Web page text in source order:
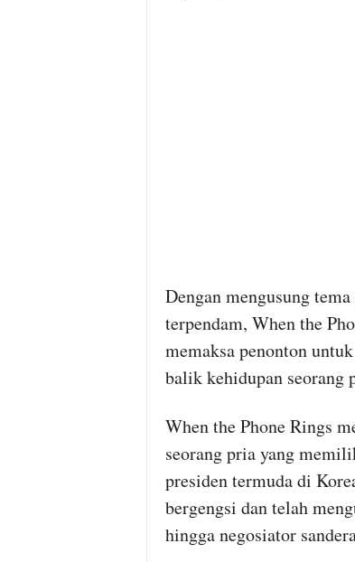
Dengan mengusung
terpendam, When the
memaksa penonton
balik kehidupan seorang
When the Phone Rings
seorang pria yang
presiden termuda di
bergengsi dan telah
hingga negosiator